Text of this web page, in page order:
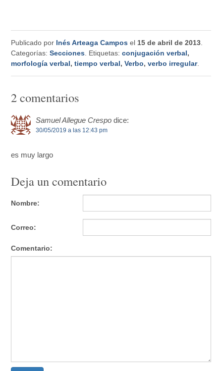
Publicado por Inés Arteaga Campos el 15 de abril de 2013
Categorías:Secciones . Etiquetas:conjugación verbal,
morfología verbal,tiempo verbal,Verbo,verbo irregular.
2 comentarios
Samuel Allegue Crespo dice:
30/05/2019 a las 12:43 pm
es muy largo
Deja un comentario
Nombre:
Correo:
Comentario: